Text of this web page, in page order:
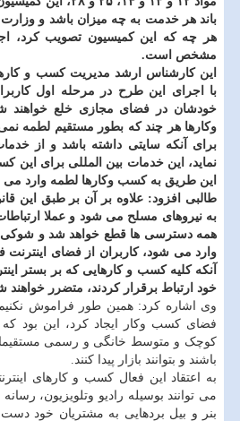
باند هر خدمت به چه میزان باشد و
هر چه که این کمیسیون تصویب کرد،
مشخص است.
این کارشناس ارشد مدیریت کسب و
با اجرای این طرح در مرحله اول
خودشان در فضای مجازی خلع
وکارها هر چند که بطور مستقیم لطمه
برای آنکه سایتی داشته باشد و از
نماید، این خدمات بین المللی برای
این طریق به کسب وکارها لطمه وارد
طالبی افزود: علاوه بر آن بر طبق این
به نیروهای مسلح می شود و عملا
همه دسترسی ها قطع خواهد شد و شوکی
وارد می شود، کاربران از فضای
آنکه کلیه کسب و کارهایی که بر بستر
خود ارتباط برقرار کردند، متضرر خواهند
وی اشاره کرد: همین طور فراموش نکنیم
فضای کسب وکار ایجاد کرد، این بود
کوچک و متوسط خانگی و رسمی مستقیما
باشند و بتوانند بازار پیدا کنند.
به اعتقاد این فعال کسب و کارهای
می توانند بوسیله رادیو وتلویزیون،
بنر و بیل بردهایی به مشتریان خود دست